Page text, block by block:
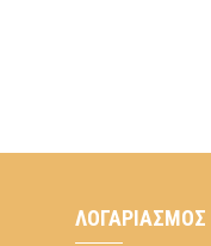
ΛΟΓΑΡΙΑΣΜΌΣ